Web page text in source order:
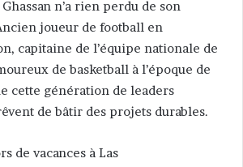
n’a rien perdu de son
joueur de football en
capitaine de l’équipe nationale de
de basketball à l’époque de
cette génération de leaders
de bâtir des projets durables.
de vacances à Las